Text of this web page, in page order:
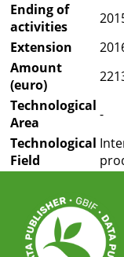
Ending of
activities
Extension
Amount
(euro)
Technological
Area
-
Technological
Field